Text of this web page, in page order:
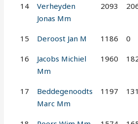
14
Verheyden
Jonas Mm
2093
15 Deroost Jan M 1186 0
16
Jacobs Michiel
Mm
1960
17
Beddegenoodts
Marc Mm
1197